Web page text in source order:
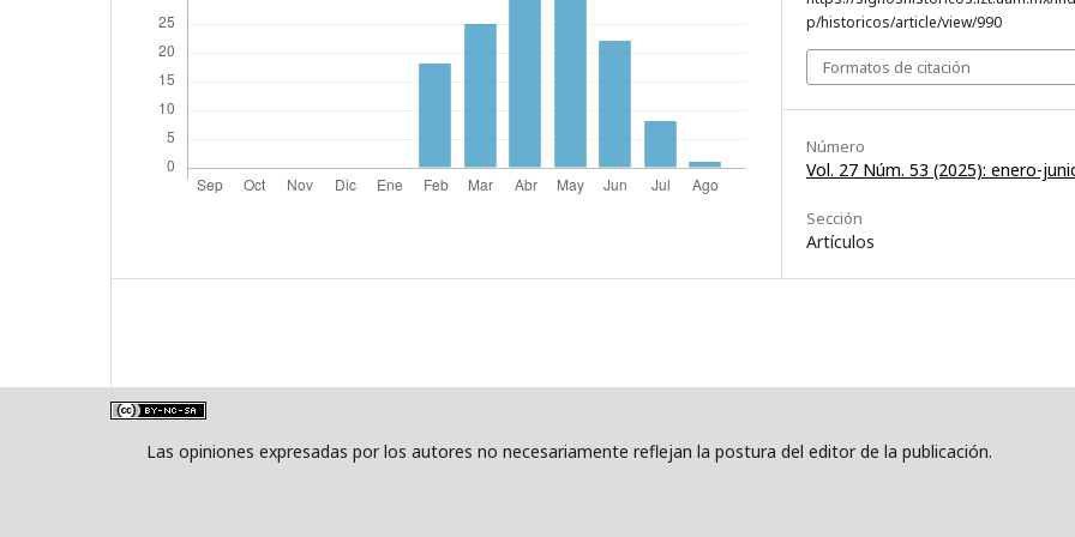
p/historicos/article/view/990
Formatos de citación
Número
Vol. 27 Núm. 53 (2025): enero-
Sección
Artículos
Las opiniones expresadas por los autores no necesariamente reflejan la postura del editor de la publicación.